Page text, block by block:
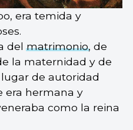
era temida y
delmatrimonio, de
la maternidad y de
de autoridad
era hermana y
como la reina